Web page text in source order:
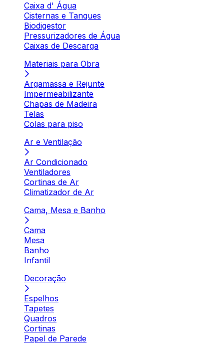
Caixa d' Água
Cisternas e Tanques
Biodigestor
Pressurizadores de Água
Caixas de Descarga
Materiais para Obra
Argamassa e Rejunte
Impermeabilizante
Chapas de Madeira
Telas
Colas para piso
Ar e Ventilação
Ar Condicionado
Ventiladores
Cortinas de Ar
Climatizador de Ar
Cama, Mesa e Banho
Cama
Mesa
Banho
Infantil
Decoração
Espelhos
Tapetes
Quadros
Cortinas
Papel de Parede